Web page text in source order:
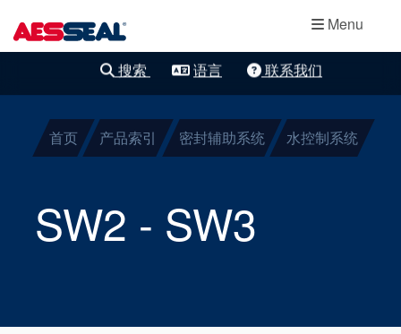
Menu
轴承保护器
集装式机械密
封
两部件密封
干气密封
搜索 语言 联系我们
首页 产品索引 密封辅助系统 水控制系统
SW2 - SW3